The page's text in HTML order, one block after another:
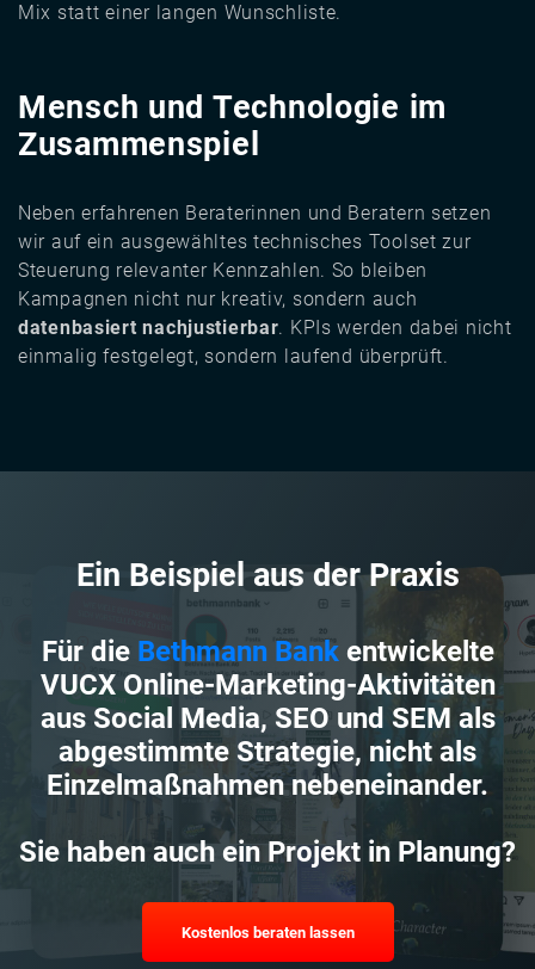
Mix statt einer langen Wunschliste.
Mensch und Technologie im
Zusammenspiel
Neben erfahrenen Beraterinnen und Beratern setzen
wir auf ein ausgewähltes technisches Toolset zur
Steuerung relevanter Kennzahlen. So bleiben
Kampagnen nicht nur kreativ, sondern auch
datenbasiert nachjustierbar. KPIs werden dabei nicht
einmalig festgelegt, sondern laufend überprüft.
Ein Beispiel aus der Praxis
Für die Bethmann Bankentwickelte
VUCX Online-Marketing-Aktivitäten
aus Social Media, SEO und SEM als
abgestimmte Strategie, nicht als
Einzelmaßnahmen nebeneinander.
Sie haben auch ein Projekt in Planung?
Kostenlos beraten lassen